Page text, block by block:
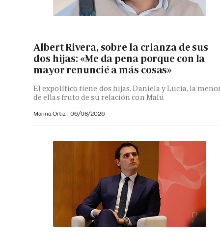
Albert Rivera, sobre la crianza de sus
dos hijas: «Me da pena porque con la
mayor renuncié a más cosas»
El expolítico tiene dos hijas, Daniela y Lucía, la
de ellas fruto de su relación con Malú
Marina Ortiz | 06/08/2026